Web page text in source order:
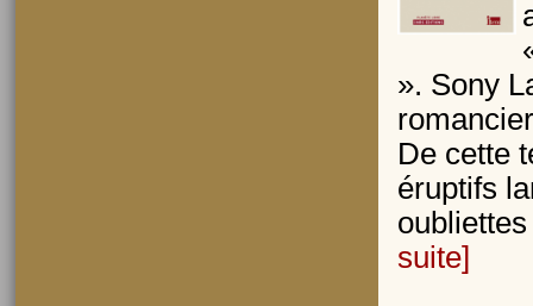
». Sony
De cette
éruptifs
suite]